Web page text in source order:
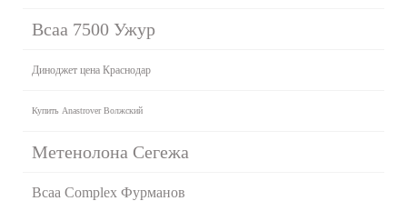
Bcaa 7500 Ужур
Диноджет цена Краснодар
Купить Anastrover Волжский
Метенолона Сегежа
Bcaa Complex Фурманов